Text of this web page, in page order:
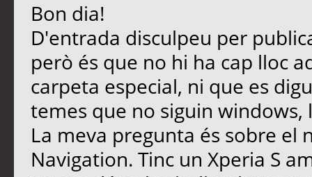
Bon dia!
D'entrada disculpeu per
però és que no hi ha cap lloc
carpeta especial, ni que es
temes que no siguin windows,
La meva pregunta és sobre el
Navigation. Tinc un Xperia S